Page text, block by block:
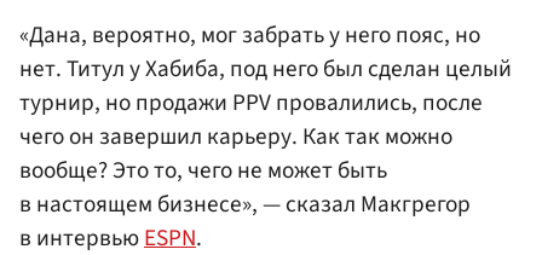
«Дана, вероятно, мог забрать у него пояс, но
нет. Титул у Хабиба, под него был сделан целый
турнир, но продажи PPV провалились, после
чего он завершил карьеру. Как так можно
вообще? Это то, чего не может быть
в настоящем бизнесе», — сказал Макгрегор
в интервьюESPN.